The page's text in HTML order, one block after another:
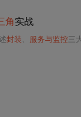
角实战
封装 、 服务与监控三